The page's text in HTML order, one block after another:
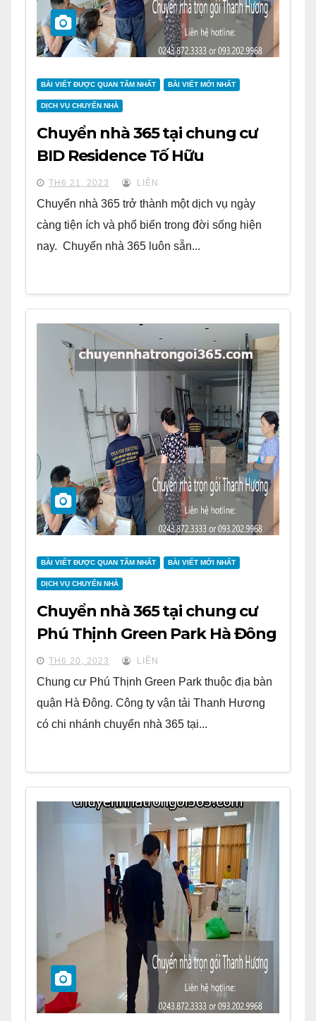
BÀI VIẾT ĐƯỢC QUAN TÂM NHẤT BÀI VIẾT MỚI NHẤT
DỊCH VỤ CHUYỂN NHÀ
Chuyển nhà 365 tại chung cư
BID Residence Tố Hữu
TH6 21, 2023 LIÊN
Chuyển nhà 365 trở thành một dịch vụ ngày
càng tiện ích và phổ biến trong đời sống hiện
nay. Chuyển nhà 365 luôn sẵn...
BÀI VIẾT ĐƯỢC QUAN TÂM NHẤT BÀI VIẾT MỚI NHẤT
DỊCH VỤ CHUYỂN NHÀ
Chuyển nhà 365 tại chung cư
Phú Thịnh Green Park Hà Đông
TH6 20, 2023 LIÊN
Chung cư Phú Thịnh Green Park thuộc địa bàn
quận Hà Đông. Công ty vận tải Thanh Hương
có chi nhánh chuyển nhà 365 tại...